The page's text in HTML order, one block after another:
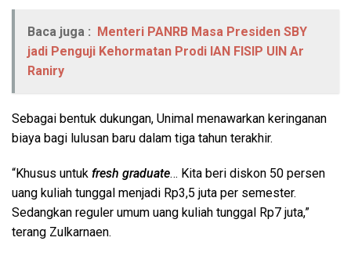
Baca juga :
Menteri PANRB Masa Presiden SBY
jadi Penguji Kehormatan Prodi IAN FISIP UIN Ar
Raniry
Sebagai bentuk dukungan, Unimal menawarkan keringanan
biaya bagi lulusan baru dalam tiga tahun terakhir.
“Khusus untuk fresh graduate… Kita beri diskon 50 persen
uang kuliah tunggal menjadi Rp3,5 juta per semester.
Sedangkan reguler umum uang kuliah tunggal Rp7 juta,”
terang Zulkarnaen.